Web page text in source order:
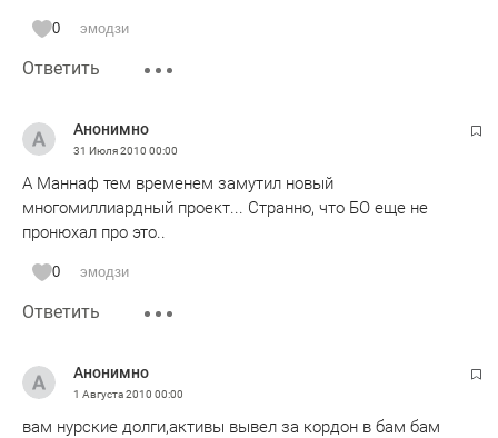
0 эмодзи
Ответить
Анонимно
31 Июля 2010 00:00
А Маннаф тем временем замутил новый
многомиллиардный проект... Странно, что БО еще не
пронюхал про это..
0 эмодзи
Ответить
Анонимно
1 Августа 2010 00:00
вам нурские долги,активы вывел за кордон в бам бам